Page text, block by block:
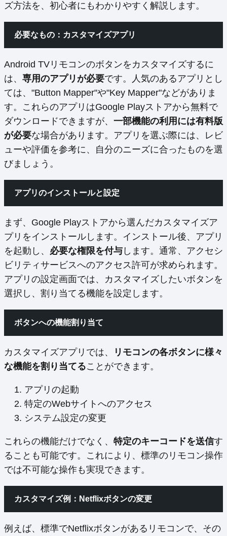
ズ方法を、初心者にもわかりやすく解説します。
必要なもの：カスタマイズアプリ
Android TVリモコンのボタンをカスタマイズするに
は、 専用のアプリが必要です。人気のあるアプリとし
ては、"Button Mapper"や"Key Mapper"などがありま
す。これらのアプリはGoogle Playストアから無料で
ダウンロードできますが、 一部機能の利用には有料版
が必要な場合があります。アプリを選ぶ際には、レビ
ューや評価を参考に、自分のニーズに合ったものを選
びましょう。
アプリのインストールと設定
まず、Google Playストアから選んだカスタマイズア
プリをインストールします。インストール後、アプリ
を起動し、 必要な権限を付与 します。通常、アクセシ
ビリティサービスへのアクセス許可が求められます。
アプリの設定画面では、カスタマイズしたいボタンを
選択し、割り当てる機能を設定します。
ボタンへの機能割り当て
カスタマイズアプリでは、
リモコンの各ボタンに様々
な機能を割り当てることができます。
アプリの起動
特定のWebサイトへのアクセス
システム設定の変更
これらの機能だけでなく、 特定のキーコードを送信す
ることも可能です。これにより、標準のリモコン操作
では不可能な操作も実現できます。
カスタマイズ例：Netflixボタンの変更
例えば、標準でNetflixボタンがあるリモコンで、その